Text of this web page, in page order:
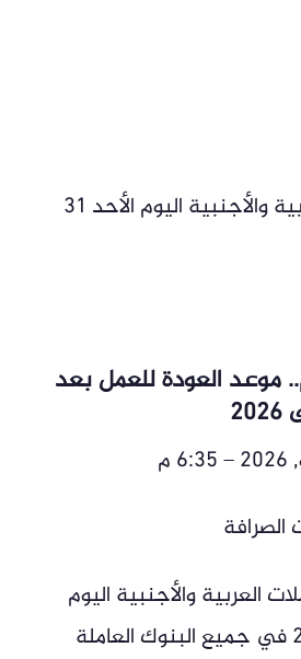
أسعار العملات العربية والأجنبية اليوم الأحد 31
6 أيام.. موعد العودة للعمل بعد
العربية والأجنبية اليوم
الأحد 31 مايو 2026 في جميع البنوك العاملة